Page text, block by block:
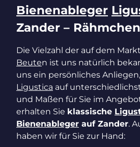
Bienenableger
Zander –
Die Vielzahl der auf dem
Beuten ist uns natürlich
uns ein persönliches Anliegen,
Ligustica auf
und Maßen für Sie im
erhalten Sie klassische
Bienenableger auf Zander.
haben wir für Sie zur Hand: